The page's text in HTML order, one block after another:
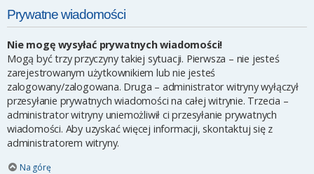
Prywatne wiadomości
Nie mogę wysyłać prywatnych wiadomości!
Mogą być trzy przyczyny takiej sytuacji. Pierwsza – nie jesteś
zarejestrowanym użytkownikiem lub nie jesteś
zalogowany/zalogowana. Druga – administrator witryny wyłączył
przesyłanie prywatnych wiadomości na całej witrynie. Trzecia –
administrator witryny uniemożliwił ci przesyłanie prywatnych
wiadomości. Aby uzyskać więcej informacji, skontaktuj się z
administratorem witryny.
Na górę